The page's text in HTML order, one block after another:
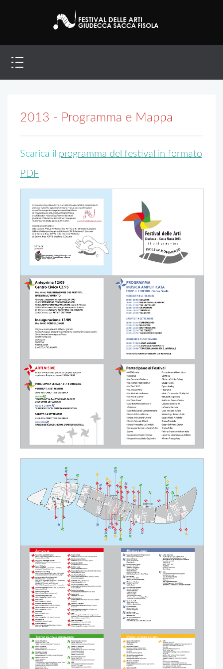
2013 - Programma e Mappa
Scarica il programma del festival in formato
PDF